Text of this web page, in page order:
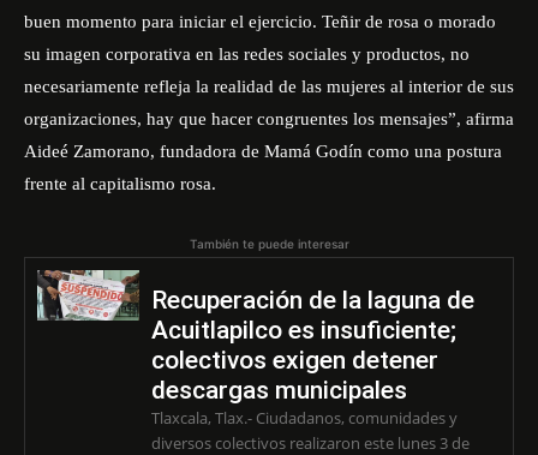
buen momento para iniciar el ejercicio. Teñir de rosa o morado
su imagen corporativa en las redes sociales y productos, no
necesariamente refleja la realidad de las mujeres al interior de sus
organizaciones, hay que hacer congruentes los mensajes”, afirma
Aideé Zamorano, fundadora de Mamá Godín como una postura
frente al capitalismo rosa.
También te puede interesar
Recuperación de la laguna de
Acuitlapilco es insuficiente;
colectivos exigen detener
descargas municipales
Tlaxcala, Tlax.- Ciudadanos, comunidades y
diversos colectivos realizaron este lunes 3 de